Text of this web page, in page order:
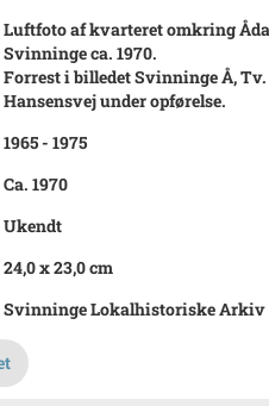
Luftfoto af kvarteret omkring
Svinninge ca. 1970.
Forrest i billedet Svinninge Å, Tv.
Hansensvej under opførelse.
1965 - 1975
Ca. 1970
Ukendt
24,0 x 23,0 cm
Svinninge Lokalhistoriske Arkiv